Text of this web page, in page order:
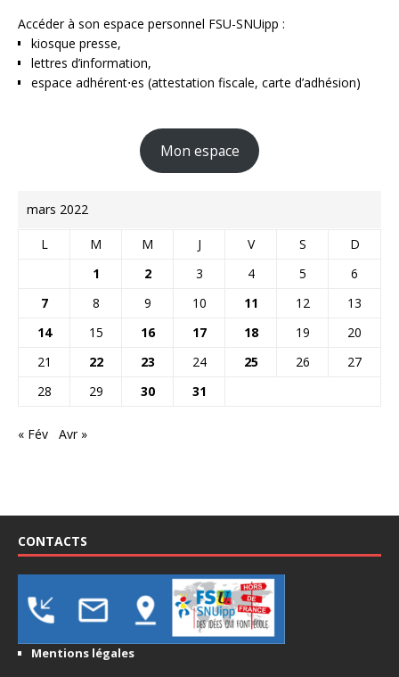
Accéder à son espace personnel FSU-SNUipp :
kiosque presse,
lettres d’information,
espace adhérent⋅es (attestation fiscale, carte d’adhésion)
Mon espace
mars 2022
L M M J V S
D
1
2 3 4 5
6
7
8 9 10 11 12
13
14
15 16 17 18 19
20
21
22 23 24 25 26
27
28
29 30 31
« Fév Avr »
CONTACTS
Mentions légales